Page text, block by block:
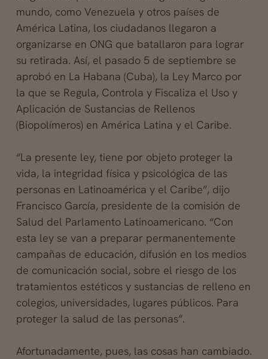
mundo, como Venezuela y otros países de
América Latina, los ciudadanos llegaron a
organizarse en ONG que batallaron para lograr
su retirada. Así, el pasado 5 de septiembre se
aprobó en La Habana (Cuba), la Ley Marco por
la que se Regula, Controla y Fiscaliza el Uso y
Aplicación de Sustancias de Rellenos
(Biopolímeros) en América Latina y el Caribe.
“La presente ley, tiene por objeto proteger la
vida, la integridad física y psicológica de las
personas en Latinoamérica y el Caribe”, dijo
Francisco García, presidente de la comisión de
Salud del Parlamento Latinoamericano. “Con
esta ley se van a preparar permanentemente
campañas de educación, difusión en los medios
de comunicación social, sobre el riesgo de los
tratamientos estéticos y sustancias de relleno en
colegios, universidades, lugares públicos. Para
proteger la salud de las personas”.
Afortunadamente, pues, las cosas han cambiado.